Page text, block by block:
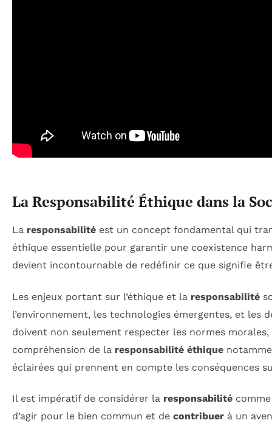
La Responsabilité Éthique dans la
La responsabilité est un concept fondamental qui
éthique essentielle pour garantir une coexistence
devient incontournable de redéfinir ce que signifie
Les enjeux portant sur l’éthique et la responsabilité
l’environnement, les technologies émergentes, et
doivent non seulement respecter les normes
compréhension de la responsabilité éthique
éclairées qui prennent en compte les conséquences
Il est impératif de considérer la responsabilité
d’agir pour le bien commun et de contribuer à un